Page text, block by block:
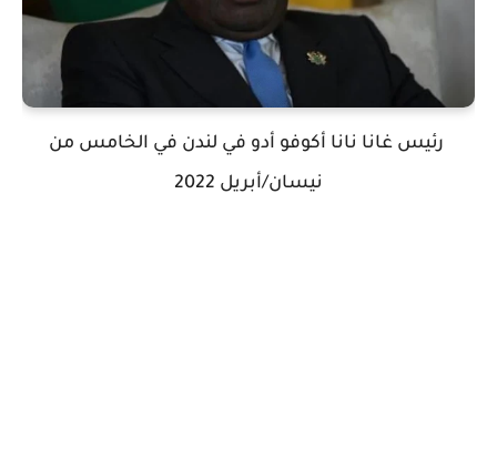
رئيس غانا نانا أكوفو أدو في لندن في الخامس من
نيسان/أبريل 2022